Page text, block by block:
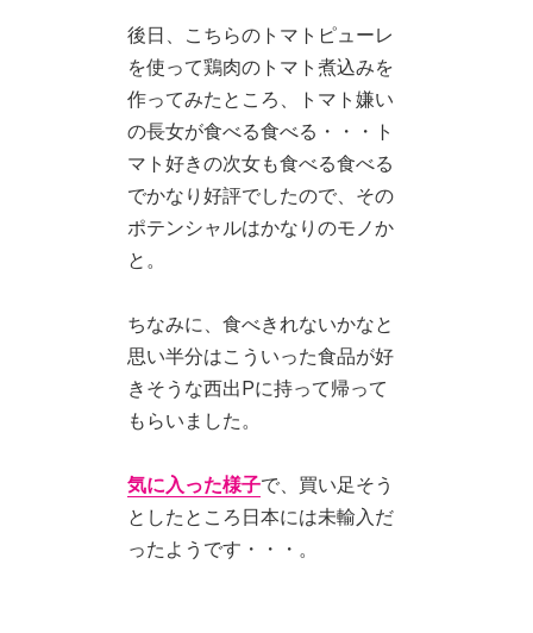
後日、こちらのトマトピューレ
を使って鶏肉のトマト煮込みを
作ってみたところ、トマト嫌い
の長女が食べる食べる・・・ト
マト好きの次女も食べる食べる
でかなり好評でしたので、その
ポテンシャルはかなりのモノか
と。
ちなみに、食べきれないかなと
思い半分はこういった食品が好
きそうな西出Pに持って帰って
もらいました。
気に入った様子で、買い足そう
としたところ日本には未輸入だ
ったようです・・・。